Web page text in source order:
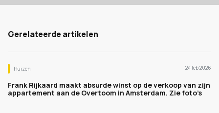
Gerelateerde artikelen
Huizen 24 feb 2026
Frank Rijkaard maakt absurde winst op de verkoop van zijn
appartement aan de Overtoom in Amsterdam. Zie foto’s